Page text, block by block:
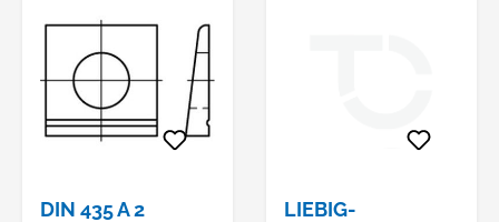
DIN 435 A 2
LIEBIG-